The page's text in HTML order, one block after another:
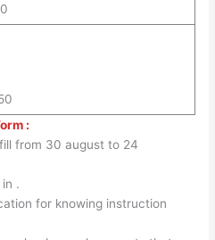
:
from 30 august to 24
.
for knowing instruction